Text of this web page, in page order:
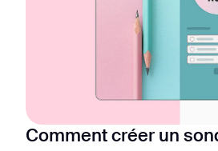
Comment créer un